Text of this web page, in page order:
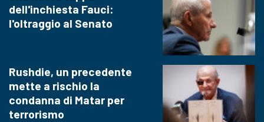
dell'inchiesta Fauci:
l'oltraggio al Senato
Rushdie, un precedente
mette a rischio la
condanna di Matar per
terrorismo